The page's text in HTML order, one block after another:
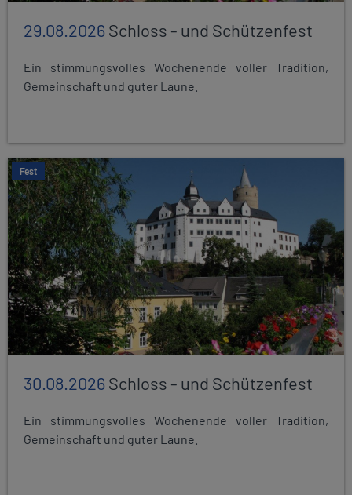
29.08.2026Schloss - und Schützenfest
Ein stimmungsvolles Wochenende voller Tradition,
Gemeinschaft und guter Laune.
Fest
30.08.2026Schloss - und Schützenfest
Ein stimmungsvolles Wochenende voller Tradition,
Gemeinschaft und guter Laune.